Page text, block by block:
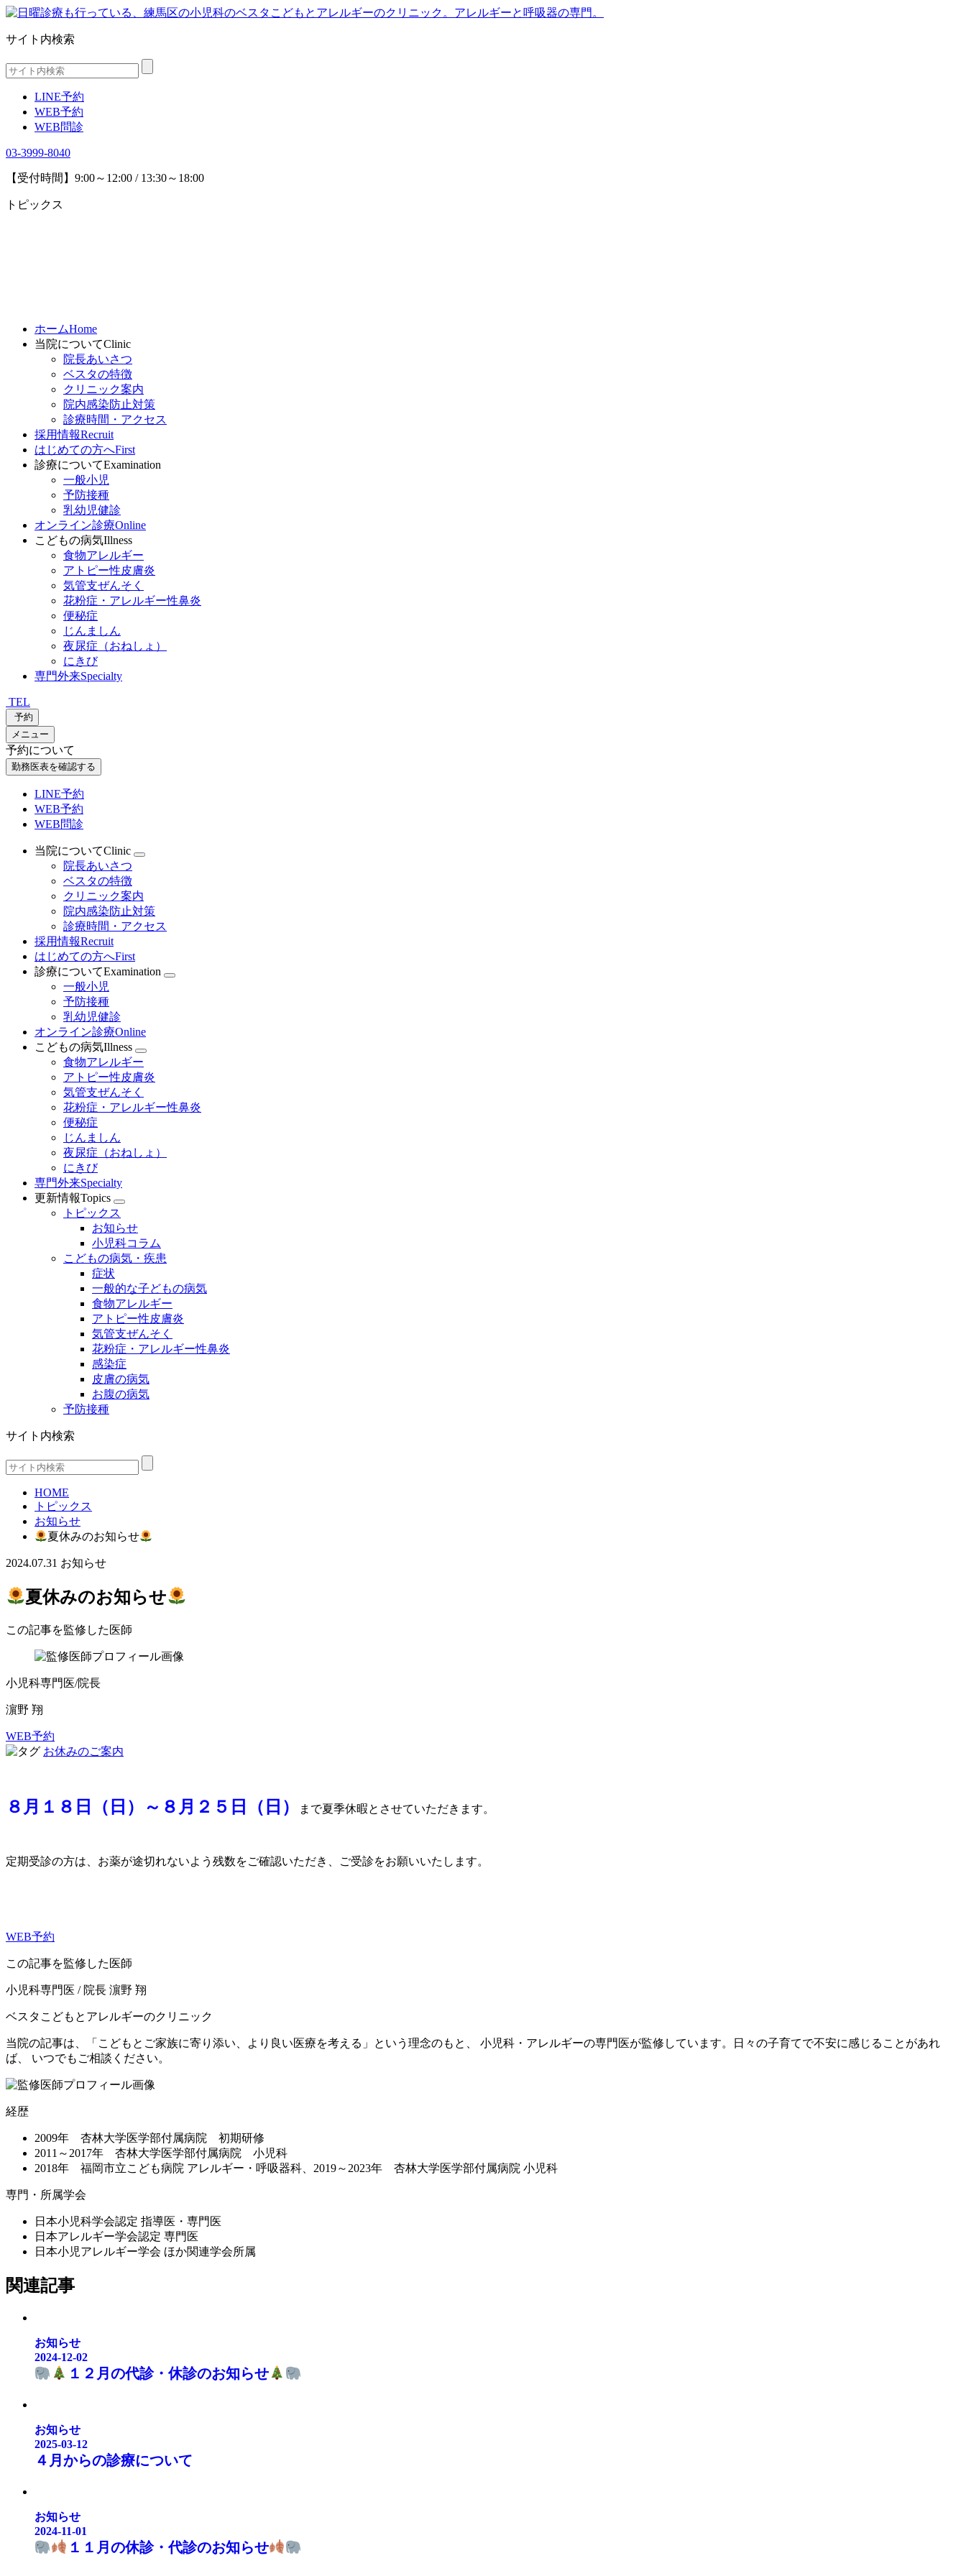
サイト内検索
LINE予約
WEB予約
WEB問診
03-3999-8040
【受付時間】9:00～12:00 / 13:30～18:00
トピックス
ホームHome
当院についてClinic
院長あいさつ
ベスタの特徴
クリニック案内
院内感染防止対策
診療時間・アクセス
採用情報Recruit
はじめての方へFirst
診療についてExamination
一般小児
予防接種
乳幼児健診
オンライン診療Online
こどもの病気Illness
食物アレルギー
アトピー性皮膚炎
気管支ぜんそく
花粉症・アレルギー性鼻炎
便秘症
じんましん
夜尿症（おねしょ）
にきび
専門外来Specialty
TEL
予約
メニュー
予約について
勤務医表を確認する
LINE予約
WEB予約
WEB問診
当院についてClinic
院長あいさつ
ベスタの特徴
クリニック案内
院内感染防止対策
診療時間・アクセス
採用情報Recruit
はじめての方へFirst
診療についてExamination
一般小児
予防接種
乳幼児健診
オンライン診療Online
こどもの病気Illness
食物アレルギー
アトピー性皮膚炎
気管支ぜんそく
花粉症・アレルギー性鼻炎
便秘症
じんましん
夜尿症（おねしょ）
にきび
専門外来Specialty
更新情報Topics
トピックス
お知らせ
小児科コラム
こどもの病気・疾患
症状
一般的な子どもの病気
食物アレルギー
アトピー性皮膚炎
気管支ぜんそく
花粉症・アレルギー性鼻炎
感染症
皮膚の病気
お腹の病気
予防接種
サイト内検索
HOME
トピックス
お知らせ
夏休みのお知らせ
2024.07.31 お知らせ
夏休みのお知らせ
この記事を監修した医師
小児科専門医/院長
濵野 翔
WEB予約
お休みのご案内
８月１８日（日）～８月２５日（日） まで夏季休暇とさせていただきます。
定期受診の方は、お薬が途切れないよう残数をご確認いただき、ご受診をお願いいたします。
WEB予約
この記事を監修した医師
小児科専門医 / 院長 濵野 翔
ベスタこどもとアレルギーのクリニック
当院の記事は、「こどもとご家族に寄り添い、より良い医療を考える」という理念のもと、 小児科・アレルギーの専門医が監修しています。日々の子育てで不安に感じることがあれ
ば、 いつでもご相談ください。
経歴
2009年 杏林大学医学部付属病院 初期研修
2011～2017年 杏林大学医学部付属病院 小児科
2018年 福岡市立こども病院 アレルギー・呼吸器科、2019～2023年 杏林大学医学部付属病院 小児科
専門・所属学会
日本小児科学会認定 指導医・専門医
日本アレルギー学会認定 専門医
日本小児アレルギー学会 ほか関連学会所属
関連記事
お知らせ
2024-12-02
１２月の代診・休診のお知らせ
お知らせ
2025-03-12
４月からの診療について
お知らせ
2024-11-01
１１月の休診・代診のお知らせ